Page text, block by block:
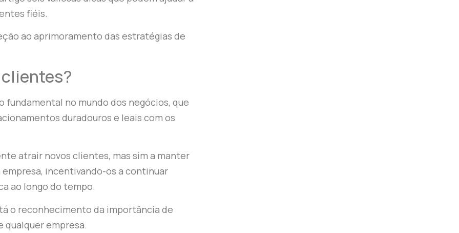
fiéis.
ao aprimoramento das estratégias de
no mundo dos negócios, que
duradouros e leais com os
atrair novos clientes, mas sim a manter
incentivando-os a continuar
ao longo do tempo.
o reconhecimento da importância de
qualquer empresa.